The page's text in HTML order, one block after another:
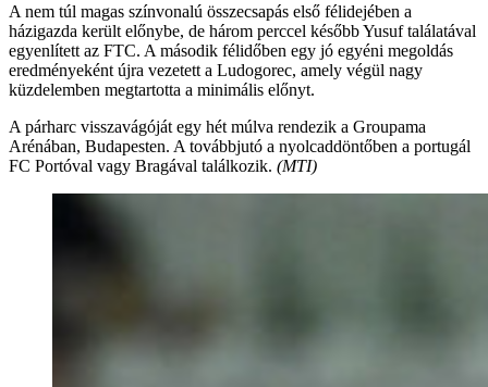
A nem túl magas színvonalú összecsapás első félidejében a
házigazda került előnybe, de három perccel később Yusuf találatával
egyenlített az FTC. A második félidőben egy jó egyéni megoldás
eredményeként újra vezetett a Ludogorec, amely végül nagy
küzdelemben megtartotta a minimális előnyt.
A párharc visszavágóját egy hét múlva rendezik a Groupama
Arénában, Budapesten. A továbbjutó a nyolcaddöntőben a portugál
FC Portóval vagy Bragával találkozik. (MTI)